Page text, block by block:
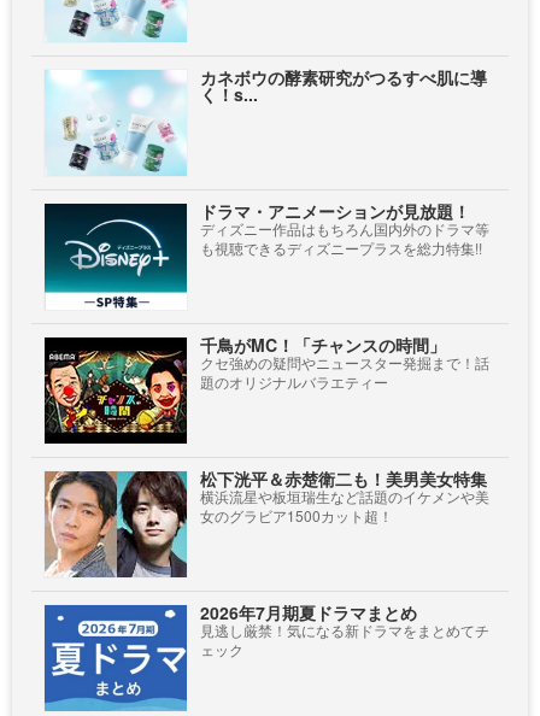
カネボウの酵素研究がつるすべ肌に導
く！s...
ドラマ・アニメーションが見放題！
ディズニー作品はもちろん国内外のドラマ等
も視聴できるディズニープラスを総力特集!!
千鳥がMC！「チャンスの時間」
クセ強めの疑問やニュースター発掘まで！話
題のオリジナルバラエティー
松下洸平＆赤楚衛二も！美男美女特集
横浜流星や板垣瑞生など話題のイケメンや美
女のグラビア1500カット超！
2026年7月期夏ドラマまとめ
見逃し厳禁！気になる新ドラマをまとめてチ
ェック